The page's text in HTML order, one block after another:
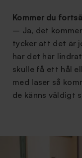
Kommer du
– Ja, det
tycker att det är
har det här
skulle få ett hål
med laser så
de känns väldigt